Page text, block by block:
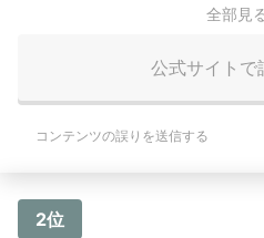
全部見
公式サイトで
コンテンツの誤りを送信する
2位